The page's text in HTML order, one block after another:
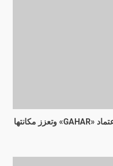
مستشفى مصر للطيران تجدد اعتماد «GAHAR» وتعزز مكانتها